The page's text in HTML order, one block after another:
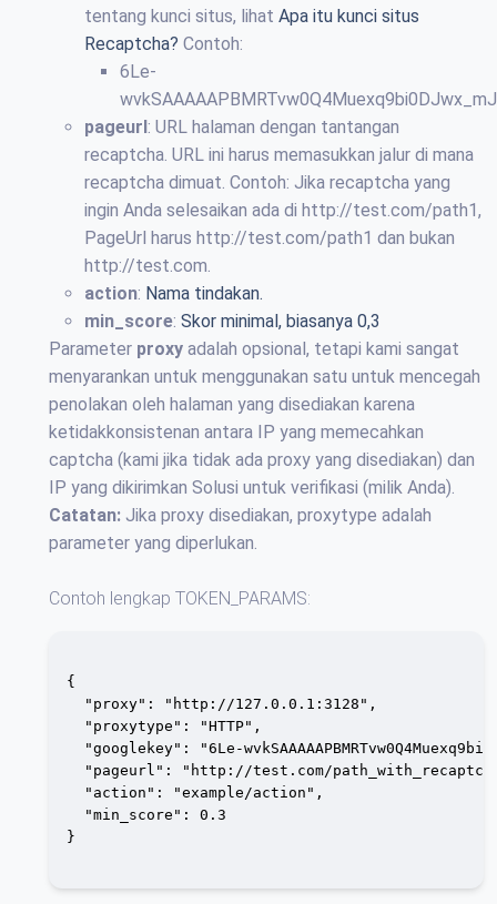
tentang kunci situs, lihat Apa itu kunci situs
Recaptcha? Contoh:
6Le-
pageurl: URL halaman dengan tantangan
recaptcha. URL ini harus memasukkan jalur di mana
recaptcha dimuat. Contoh: Jika recaptcha yang
ingin Anda selesaikan ada di http://test.com/path1,
PageUrl harus http://test.com/path1 dan bukan
http://test.com.
action: Nama tindakan.
min_score: Skor minimal, biasanya 0,3
Parameter proxy adalah opsional, tetapi kami sangat
menyarankan untuk menggunakan satu untuk mencegah
penolakan oleh halaman yang disediakan karena
ketidakkonsistenan antara IP yang memecahkan
captcha (kami jika tidak ada proxy yang disediakan) dan
IP yang dikirimkan Solusi untuk verifikasi (milik Anda).
Catatan: Jika proxy disediakan, proxytype adalah
parameter yang diperlukan.
Contoh lengkap TOKEN_PARAMS:
{
  "proxy": "http://127.0.0.1:3128",
  "proxytype": "HTTP",
"googlekey": "6Le-
"pageurl": "http://test.com/
  "action": "example/action",
  "min_score": 0.3
}